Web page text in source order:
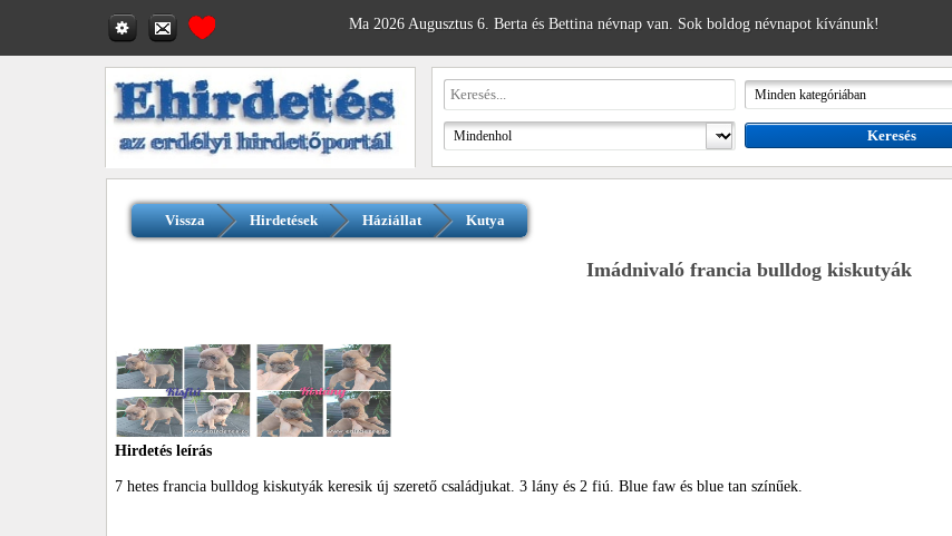
Ma 2026 Augusztus 6. Berta és Bettina névnap van. Sok boldog névnapot kívánunk!
Vissza Hirdetések Háziállat Kutya
Imádnivaló francia bulldog kiskutyák
Hirdetés leírás
7 hetes francia bulldog kiskutyák keresik új szerető családjukat. 3 lány és 2 fiú. Blue faw és blue tan színűek.